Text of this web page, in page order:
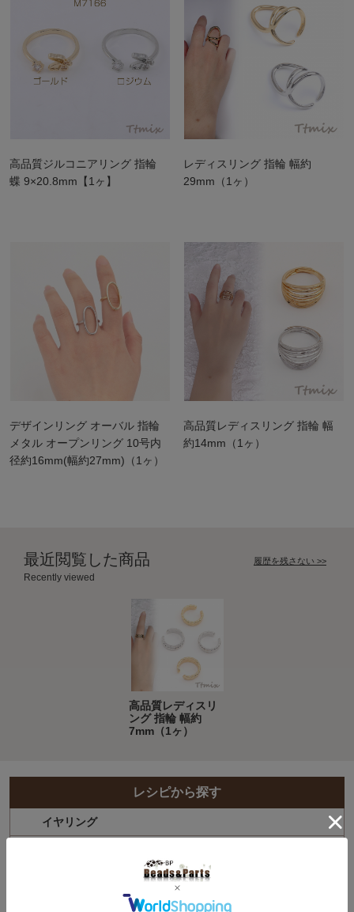
高品質ジルコニアリング 指輪
蝶 9×20.8mm【1ヶ】
レディスリング 指輪 幅約
29mm（1ヶ）
デザインリング オーバル 指輪
メタル オープンリング 10号内
径約16mm(幅約27mm)（1ヶ）
高品質レディスリング 指輪 幅
約14mm（1ヶ）
最近閲覧した商品
Recently viewed
履歴を残さない >>
高品質レディスリ
ング 指輪 幅約
7mm（1ヶ）
レシピから探す
イヤリング